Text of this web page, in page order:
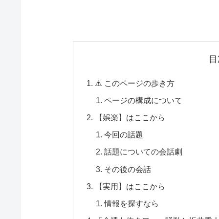
⚠️ このページの歩き方
ページの構成について
【娯楽】はここから
今回の話題
話題についての会話劇
その後の会話
【実用】はここから
情報を探すなら